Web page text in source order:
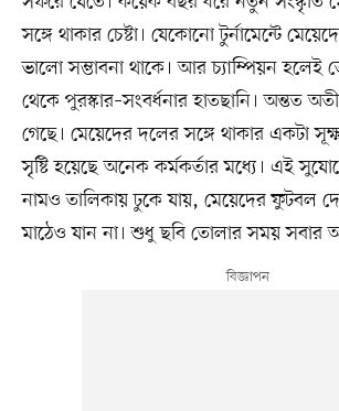
সঙ্গে থাকার চেষ্টা। যেকোনো টুর্নামেন্টে
ভালো সম্ভাবনা থাকে। আর চ্যাম্পিয়ন হলেই তো
থেকে পুরস্কার–সংবর্ধনার হাতছানি। অন্তত
গেছে। মেয়েদের দলের সঙ্গে থাকার একটা
সৃষ্টি হয়েছে অনেক কর্মকর্তার মধ্যে। এই
নামও তালিকায় ঢুকে যায়, মেয়েদের ফুটবল
মাঠেও যান না। শুধু ছবি তোলার সময় সবার